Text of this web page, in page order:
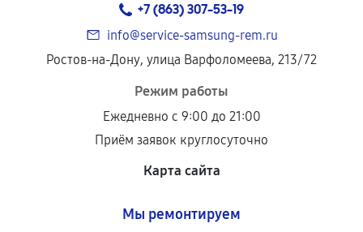
+7 (863) 307-53-19
info@service-samsung-rem.ru
Ростов-на-Дону, улица Варфоломеева, 213/72
Режим работы
Ежедневно с 9:00 до 21:00
Приём заявок круглосуточно
Карта сайта
Мы ремонтируем